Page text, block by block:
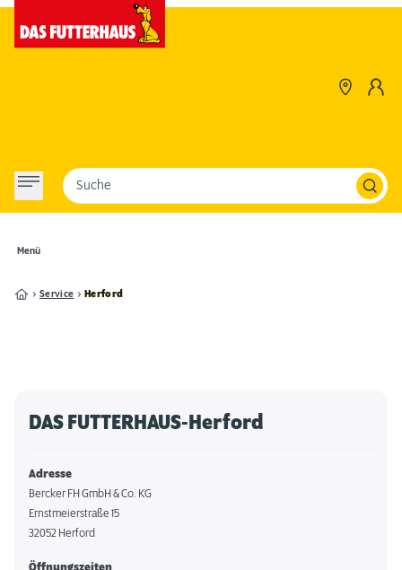
Menü
Suche
Service Herford
DAS FUTTERHAUS-Herford
Adresse
Bercker FH GmbH & Co. KG
Ernstmeierstraße 15
32052 Herford
Öffnungszeiten